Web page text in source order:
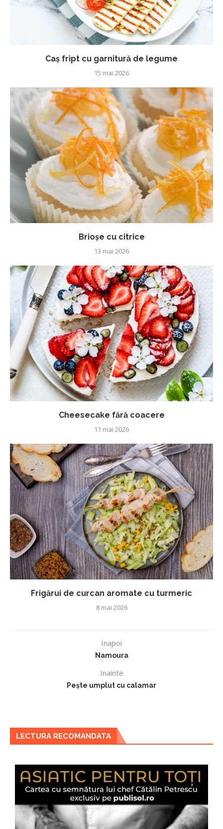
Caș fript cu garnitură de legume
15 mai 2026
Brioșe cu citrice
13 mai 2026
Cheesecake fără coacere
11 mai 2026
Frigărui de curcan aromate cu turmeric
8 mai 2026
Inapoi
Namoura
Inainte
Peşte umplut cu calamar
LECTURA RECOMANDATA